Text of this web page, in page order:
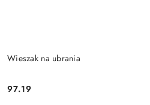
Wieszak na ubrania
Cena:
97.19